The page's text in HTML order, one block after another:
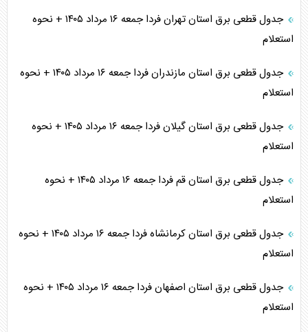
جدول قطعی برق استان تهران فردا جمعه ۱۶ مرداد ۱۴۰۵ + نحوه
استعلام
جدول قطعی برق استان مازندران فردا جمعه ۱۶ مرداد ۱۴۰۵ + نحوه
استعلام
جدول قطعی برق استان گیلان فردا جمعه ۱۶ مرداد ۱۴۰۵ + نحوه
استعلام
جدول قطعی برق استان قم فردا جمعه ۱۶ مرداد ۱۴۰۵ + نحوه
استعلام
جدول قطعی برق استان کرمانشاه فردا جمعه ۱۶ مرداد ۱۴۰۵ + نحوه
استعلام
جدول قطعی برق استان اصفهان فردا جمعه ۱۶ مرداد ۱۴۰۵ + نحوه
استعلام